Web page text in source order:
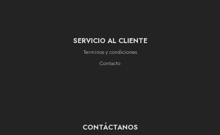
SERVICIO AL CLIENTE
Terminos y condiciones
Contacto
CONTÁCTANOS